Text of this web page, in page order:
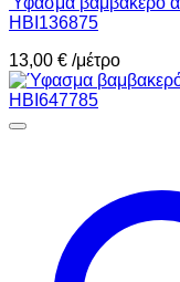
HBI136875
13,00 € /μέτρο